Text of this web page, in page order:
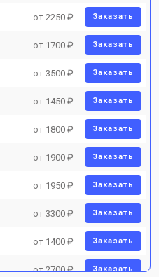
от 2250 ₽ Заказать
от 1700 ₽ Заказать
от 3500 ₽ Заказать
от 1450 ₽ Заказать
от 1800 ₽ Заказать
от 1900 ₽ Заказать
от 1950 ₽ Заказать
от 3300 ₽ Заказать
от 1400 ₽ Заказать
от 2700 ₽ Заказать